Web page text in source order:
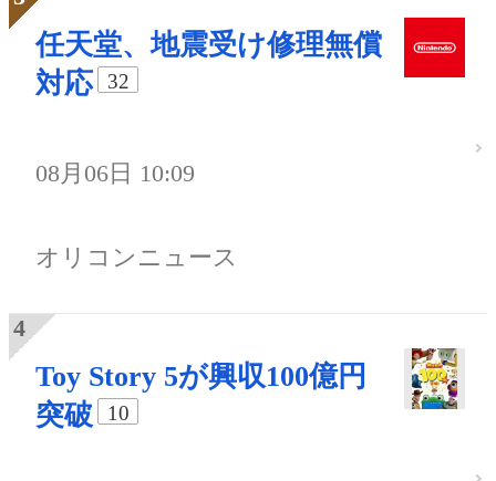
任天堂、地震受け修理無償
対応
32
08月06日 10:09
オリコンニュース
Toy Story 5が興収100億円
突破
10